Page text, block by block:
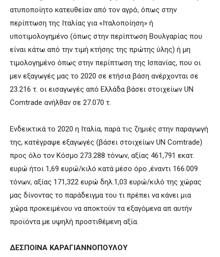
ατυποποίητο κατευθείαν από τον αγρό, όπως στην
περίπτωση της Ιταλίας για «Ιταλοποίηση» ή
υποτιμολογημένο (όπως στην περίπτωση Βουλγαρίας που
είναι κάτω από την τιμή κτήσης της πρώτης ύλης) ή μη
τιμολογημένο όπως στην περίπτωση της Ισπανίας, που οι
μεν εξαγωγές μας το 2020 σε ετήσια βάση ανέρχονται σε
23.216 τ. οι εισαγωγές από Ελλάδα βάσει στοιχείων UN
Comtrade ανήλθαν σε 27.070 τ.
Ενδεικτικά το 2020 η Ιταλία, παρά τις ζημιές στην παραγωγή
της, κατέγραψε εξαγωγές (βάσει στοιχείων UN Comtrade)
προς όλο τον Κόσμο 273.288 τόνων, αξίας 461,791 εκατ.
ευρώ ήτοι 1,69 ευρώ/κιλό κατά μέσο όρο ,έναντι 166.009
τόνων, αξίας 171,322 ευρώ δηλ.1,03 ευρώ/κιλό της χώρας
μας δίνοντας το παράδειγμα του τι πρέπει να κάνει μια
χώρα προκειμένου να αποκτούν τα εξαγόμενα απ αυτήν
προϊόντα με υψηλή προστιθέμενη αξία.
ΔΕΣΠΟΙΝΑ ΚΑΡΑΓΙΑΝΝΟΠΟΥΛΟΥ